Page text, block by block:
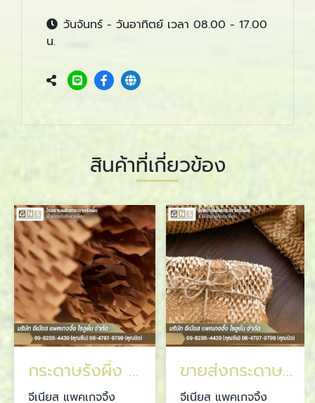
วันจันทร์ - วันอาทิตย์ เวลา 08.00 - 17.00
น.
สินค้าที่เกี่ยวข้อง
กระดาษรังผึ้ง สมุทรปราการ
จีเนียส แพคเกจจิ้ง
ขายส่งกระดาษรังผึ้ง ราคาส่ง
จีเนียส แพคเกจจิ้ง